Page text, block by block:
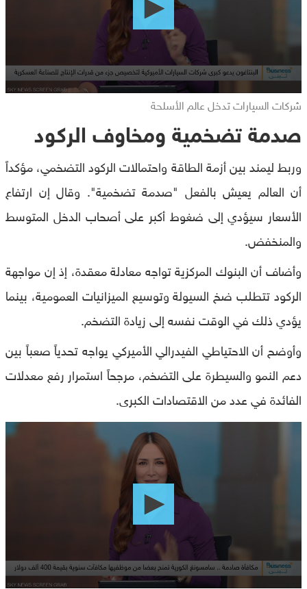
شركات السيارات تدخل عالم الأسلحة
صدمة تضخمية ومخاوف الركود
وربط ليمند بين أزمة الطاقة واحتمالات الركود التضخمي، مؤكداً
أن العالم يعيش بالفعل "صدمة تضخمية". وقال إن ارتفاع
الأسعار سيؤدي إلى ضغوط أكبر على أصحاب الدخل المتوسط
والمنخفض.
وأضاف أن البنوك المركزية تواجه معادلة معقدة، إذ إن مواجهة
الركود تتطلب ضخ السيولة وتوسيع الميزانيات العمومية، بينما
يؤدي ذلك في الوقت نفسه إلى زيادة التضخم.
وأوضح أن الاحتياطي الفيدرالي الأميركي يواجه تحدياً صعباً بين
دعم النمو والسيطرة على التضخم، مرجحاً استمرار رفع معدلات
الفائدة في عدد من الاقتصادات الكبرى.